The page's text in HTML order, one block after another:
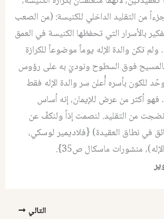
من التقليد الداخلي للكنيسة: (من الصعب
بالأسرار التي تحفظها الكنيسة في العمق
تكن والدة الإله يوماً موضوعاً للكرازة
فوق السطوح ونوديَ به على رؤوس
للكون بأسره أُعلن سر والدة الإله فقط
أكثر من عرض للإيمان، إنه أساس
نضجت من التقليد. لنصمت إذاً ولنكفّ عن
في نطاق العقيدة) {فلاديمير لوسكي،
منشورات ماسكال ص35}.
التالي